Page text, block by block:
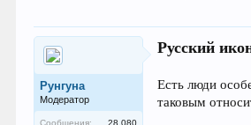
Рунгуна
Модератор
Сообщения: 28.080
Русский
Есть люди
таковым